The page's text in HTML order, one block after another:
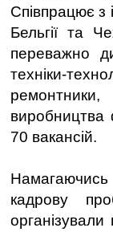
Співпрацює з
Бельгії та
переважно
техніки-
70 вакансій.
кадрову